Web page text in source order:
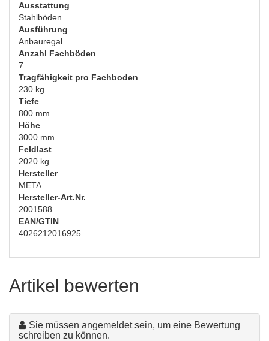
Ausstattung
Stahlböden
Ausführung
Anbauregal
Anzahl Fachböden
7
Tragfähigkeit pro Fachboden
230 kg
Tiefe
800 mm
Höhe
3000 mm
Feldlast
2020 kg
Hersteller
META
Hersteller-Art.Nr.
2001588
EAN/GTIN
4026212016925
Artikel bewerten
Sie müssen angemeldet sein, um eine Bewertung
schreiben zu können.